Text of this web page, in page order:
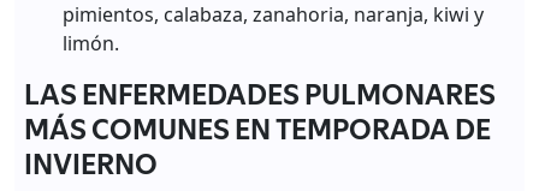
pimientos, calabaza, zanahoria, naranja, kiwi y
limón.
LAS ENFERMEDADES PULMONARES
MÁS COMUNES EN TEMPORADA DE
INVIERNO